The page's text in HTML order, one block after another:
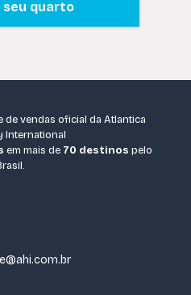
seu quarto
de vendas oficial da Atlantica
International
em mais de 70 destinos pelo